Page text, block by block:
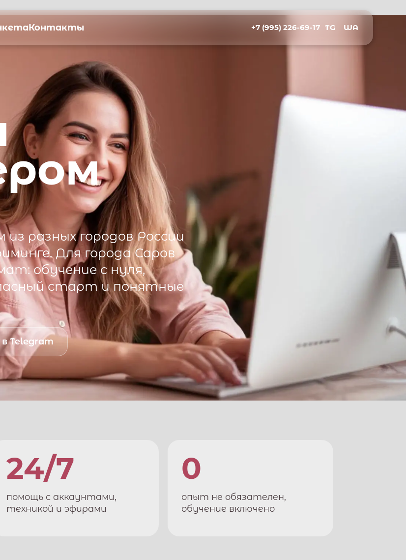
Контакты +7 (995) 226-69-17 TG WA
разных городов России
Для городаСаров
обучение с нуля,
старт и понятные
Telegram
24/7
помощь с аккаунтами,
техникой и эфирами
0
опыт не обязателен,
обучение включено